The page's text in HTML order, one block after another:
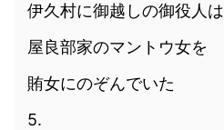
伊久村に御越しの御役人は
屋良部家のマントウ女を
賄女にのぞんでいた
5.